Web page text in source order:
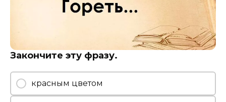
Закончите эту фразу.
красным цветом